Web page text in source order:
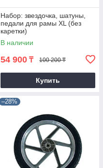
Набор: звездочка, шатуны,
педали для рамы XL (без
каретки)
В наличии
54 900 ₸ 100 200 ₸
Купить
–28%